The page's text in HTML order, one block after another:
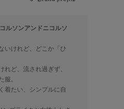
ルソンアンドニコルソ
いけれど、どこか「ひ
れど、流され過ぎず、
服。
着たい、シンプルに自